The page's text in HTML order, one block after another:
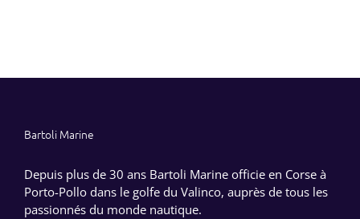
Bartoli Marine
Depuis plus de 30 ans Bartoli Marine officie en Corse à
Porto-Pollo dans le golfe du Valinco, auprès de tous les
passionnés du monde nautique.